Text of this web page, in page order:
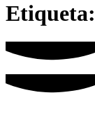
Etiqueta: